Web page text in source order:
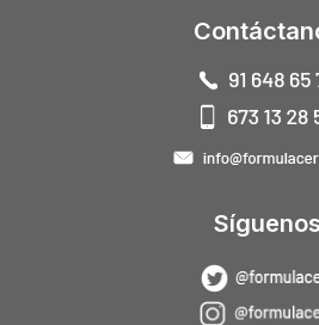
Síguenos